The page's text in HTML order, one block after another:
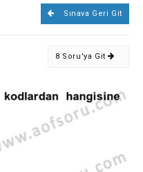
Sınava Geri Git
8 Soru'ya Git